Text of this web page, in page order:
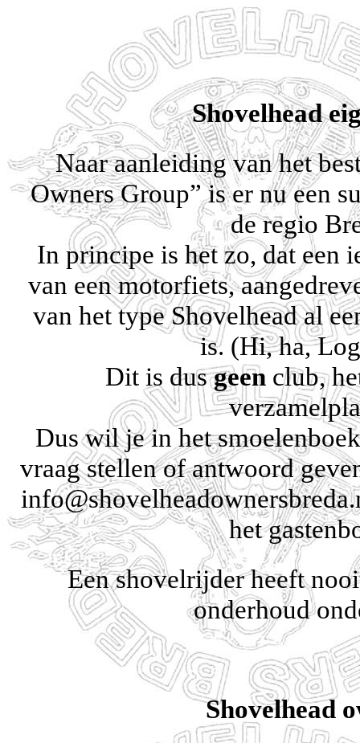
Shovelhead
Naar aanleiding van het
Owners Group” is er nu een
de regio
In principe is het zo, dat een
van een motorfiets,
van het type Shovelhead al
is. (Hi, ha,
Dit is dusgeenclub,
Dus wil je in het
vraag stellen of antwoord
het
Een shovelrijder heeft
onderhoud
Shovelhead